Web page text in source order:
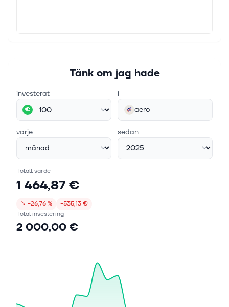
Tänk om jag hade
investerat
€
i
aero
varje sedan
Totalt värde
1 464,87 €
↘ −26,76 %
−535,13 €
Total investering
2 000,00 €